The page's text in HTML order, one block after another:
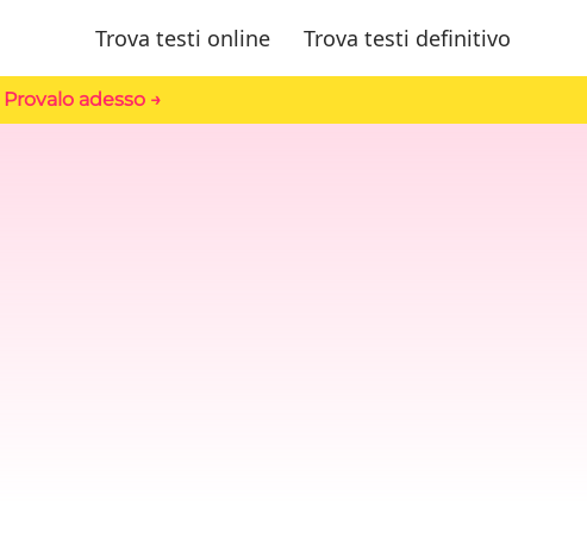
Trova testi online Trova testi definitivo
Provalo adesso →